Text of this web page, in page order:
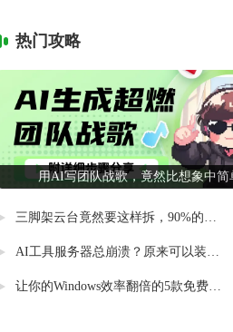
热门攻略
三脚架云台竟然要这样拆，90%的摄影新手都做错了
AI工具服务器总崩溃？原来可以装进自己电脑里
让你的Windows效率翻倍的5款免费神器